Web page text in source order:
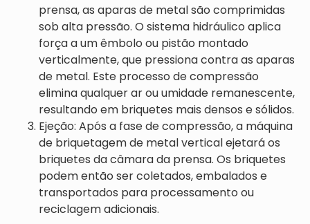
prensa, as aparas de metal são comprimidas
sob alta pressão. O sistema hidráulico aplica
força a um êmbolo ou pistão montado
verticalmente, que pressiona contra as aparas
de metal. Este processo de compressão
elimina qualquer ar ou umidade remanescente,
resultando em briquetes mais densos e sólidos.
Ejeção: Após a fase de compressão, a máquina
de briquetagem de metal vertical ejetará os
briquetes da câmara da prensa. Os briquetes
podem então ser coletados, embalados e
transportados para processamento ou
reciclagem adicionais.